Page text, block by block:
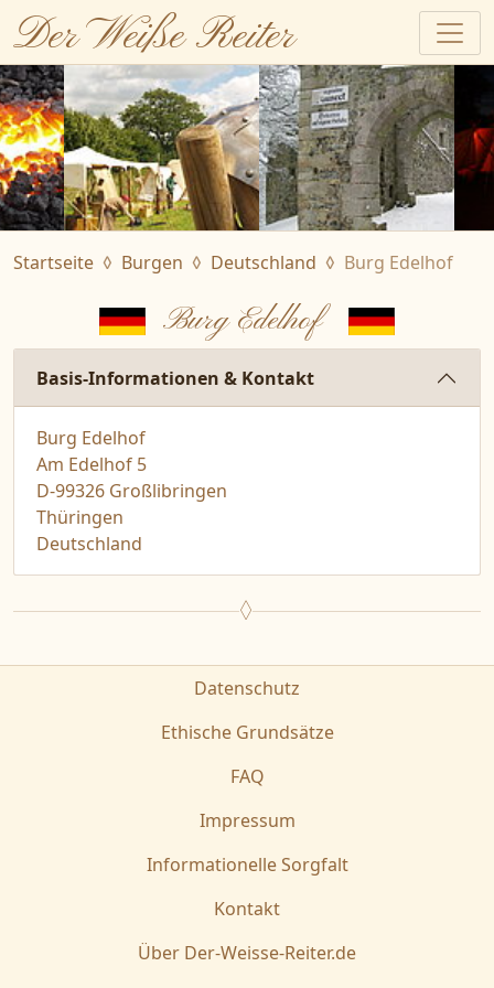
Der Weiße Reiter
Startseite Burgen Deutschland Burg Edelhof
Burg Edelhof
Basis-Informationen & Kontakt
Burg Edelhof
Am Edelhof 5
D-99326 Großlibringen
Thüringen
Deutschland
Datenschutz
Ethische Grundsätze
FAQ
Impressum
Informationelle Sorgfalt
Kontakt
Über Der-Weisse-Reiter.de